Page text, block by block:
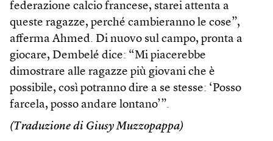
federazione calcio francese, starei attenta a
queste ragazze, perché cambieranno le cose”,
afferma Ahmed. Di nuovo sul campo, pronta a
giocare, Dembelé dice: “Mi piacerebbe
dimostrare alle ragazze più giovani che è
possibile, così potranno dire a se stesse: ‘Posso
farcela, posso andare lontano’”.
(Traduzione di Giusy Muzzopappa)